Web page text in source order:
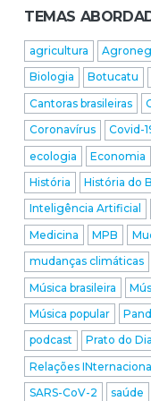
TEMAS
agricultura
Biologia
Botucatu
Cantoras brasileiras
Coronavírus
Covid-
ecologia
Economia
História
História do
Inteligência Artificial
Medicina
MPB
mudanças climáticas
Música brasileira
Música popular
podcast
Prato do Dia
Relações
SARS-CoV-2
saúde